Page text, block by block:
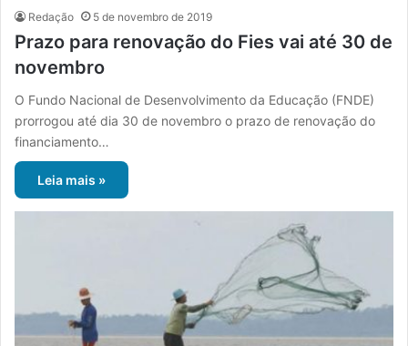
Redação 5 de novembro de 2019
Prazo para renovação do Fies vai até 30 de
novembro
O Fundo Nacional de Desenvolvimento da Educação (FNDE)
prorrogou até dia 30 de novembro o prazo de renovação do
financiamento…
Leia mais »